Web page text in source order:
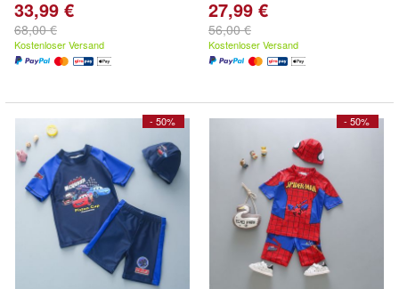
33,99 €
68,00 €
Kostenloser Versand
27,99 €
56,00 €
Kostenloser Versand
- 50% - 50%